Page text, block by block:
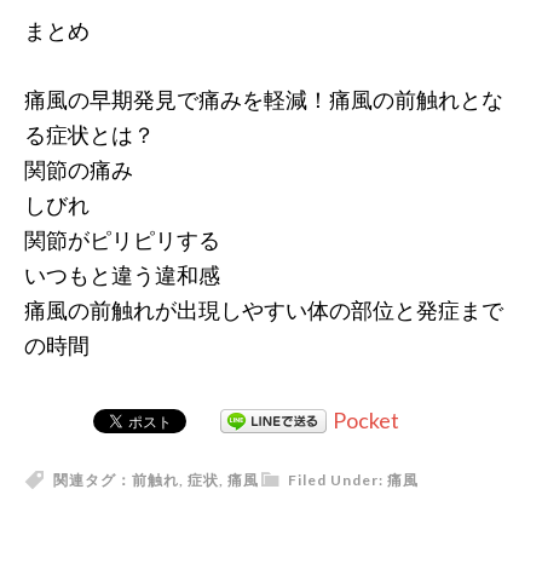
まとめ
痛風の早期発見で痛みを軽減！痛風の前触れとな
る症状とは？
関節の痛み
しびれ
関節がピリピリする
いつもと違う違和感
痛風の前触れが出現しやすい体の部位と発症まで
の時間
Pocket
Filed Under: 痛風
関連タグ： 前触れ, 症状, 痛風